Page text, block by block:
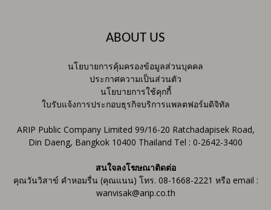
ABOUT US
นโยบายการคุ้มครองข้อมูลส่วนบุคคล
ประกาศความเป็นส่วนตัว
นโยบายการใช้คุกกี้
ใบรับแจ้งการประกอบธุรกิจบริการแพลตฟอร์มดิจิทัล
ARIP Public Company Limited 99/16-20 Ratchadapisek Road,
Din Daeng, Bangkok 10400 Thailand Tel : 0-2642-3400
สนใจลงโฆษณาติดต่อ
คุณวันวิสาข์ คำหอมรื่น (คุณแนน) โทร. 08-1668-2221 หรือ email :
wanvisak@arip.co.th